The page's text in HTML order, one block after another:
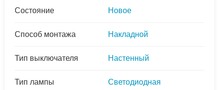
Состояние Новое
Способ монтажа Накладной
Тип выключателя Настенный
Тип лампы Светодиодная